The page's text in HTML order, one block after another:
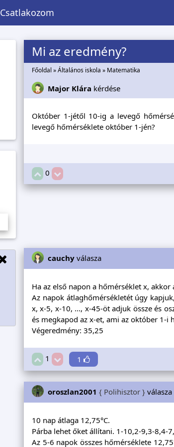
Csatlakozom
Mi az eredmény?
Főoldal »Általános iskola » Matematika
Major Klára kérdése
Október 1-jétől 10-ig a levegő
levegő hőmérséklete október 1-jén?
0
cauchy válasza
Ha az első napon a hőmérséklet x,
Az napok átlaghőmérsékletét úgy
x, x-5, x-10, ..., x-45-öt adjuk össze és
és megkapod az x-et, ami az október 1-i
Végeredmény: 35,25
1 1
oroszlan2001 { Polihisztor }válasza
10 nap átlaga 12,75°C.
Párba lehet őket állítani. 1-10,2-9,3-8,4-
Az 5-6 napok összes hőmérséklete